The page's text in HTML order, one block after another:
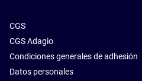
CGS
CGS Adagio
Condiciones generales de adhesión
Datos personales